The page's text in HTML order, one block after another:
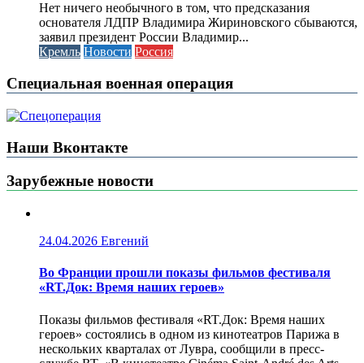
Нет ничего необычного в том, что предсказания
основателя ЛДПР Владимира Жириновского сбываются,
заявил президент России Владимир...
Кремль Новости Россия
Специальная военная операция
Наши Вконтакте
Зарубежные новости
24.04.2026 Евгений
Во Франции прошли показы фильмов фестиваля
«RT.Док: Время наших героев»
Показы фильмов фестиваля «RT.Док: Время наших
героев» состоялись в одном из кинотеатров Парижа в
нескольких кварталах от Лувра, сообщили в пресс-